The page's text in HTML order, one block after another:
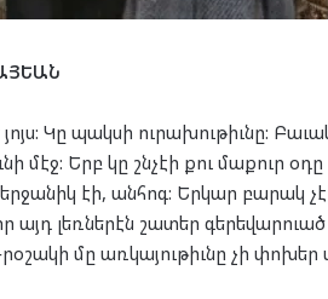
յոյս: Կը պակսի ուրախութիւնը:
մէջ: Երբ կը շնչէի քու մաքուր
երջանիկ էի, անհոգ: Երկար
այդ լեռներէն շատեր
մը առկայութիւնը չի փոխեր